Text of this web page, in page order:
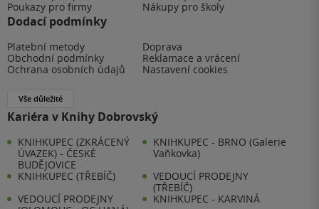
Poukazy pro firmy
Nákupy pro školy
Dodací podmínky
Platební metody
Doprava
Obchodní podmínky
Reklamace a vrácení
Ochrana osobních údajů
Nastavení cookies
Vše důležité
Kariéra v Knihy Dobrovský
KNIHKUPEC (ZKRÁCENÝ
ÚVAZEK) - ČESKÉ
BUDĚJOVICE
KNIHKUPEC - BRNO (Galerie
Vaňkovka)
KNIHKUPEC (TŘEBÍČ)
VEDOUCÍ PRODEJNY
(TŘEBÍČ)
VEDOUCÍ PRODEJNY
KNIHKUPEC - KARVINÁ